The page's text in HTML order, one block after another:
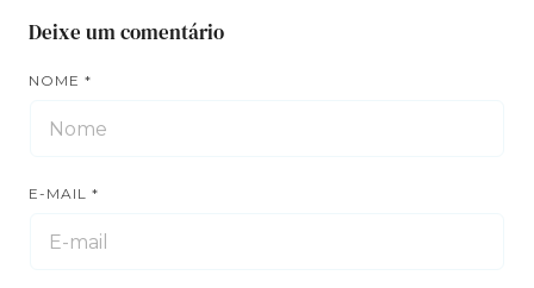
Deixe um comentário
NOME *
E-MAIL *